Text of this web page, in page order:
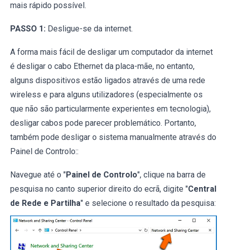
mais rápido possível.
PASSO 1: Desligue-se da internet.
A forma mais fácil de desligar um computador da internet
é desligar o cabo Ethernet da placa-mãe, no entanto,
alguns dispositivos estão ligados através de uma rede
wireless e para alguns utilizadores (especialmente os
que não são particularmente experientes em tecnologia),
desligar cabos pode parecer problemático. Portanto,
também pode desligar o sistema manualmente através do
Painel de Controlo::
Navegue até o "Painel de Controlo", clique na barra de
pesquisa no canto superior direito do ecrã, digite "Central
de Rede e Partilha" e selecione o resultado da pesquisa: